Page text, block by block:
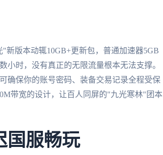
版本动辄10GB+更新包，普通加速器5GB
小时，没有真正的无限流量根本无法支撑。
保你的账号密码、装备交易记录全程受保
带宽的设计，让百人同屏的"九光寒林"团本
国服畅玩